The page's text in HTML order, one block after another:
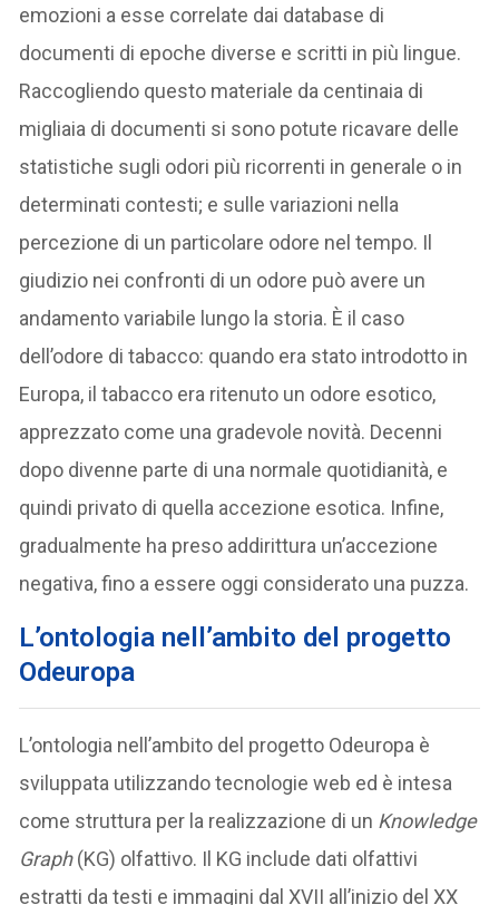
emozioni a esse correlate dai database di
documenti di epoche diverse e scritti in più lingue.
Raccogliendo questo materiale da centinaia di
migliaia di documenti si sono potute ricavare delle
statistiche sugli odori più ricorrenti in generale o in
determinati contesti; e sulle variazioni nella
percezione di un particolare odore nel tempo. Il
giudizio nei confronti di un odore può avere un
andamento variabile lungo la storia. È il caso
dell’odore di tabacco: quando era stato introdotto in
Europa, il tabacco era ritenuto un odore esotico,
apprezzato come una gradevole novità. Decenni
dopo divenne parte di una normale quotidianità, e
quindi privato di quella accezione esotica. Infine,
gradualmente ha preso addirittura un’accezione
negativa, fino a essere oggi considerato una puzza.
L’ontologia nell’ambito del progetto
Odeuropa
L’ontologia nell’ambito del progetto Odeuropa è
sviluppata utilizzando tecnologie web ed è intesa
come struttura per la realizzazione di un Knowledge
Graph(KG) olfattivo. Il KG include dati olfattivi
estratti da testi e immagini dal XVII all’inizio del XX